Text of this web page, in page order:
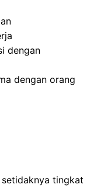
dengan
dengan orang
tingkat